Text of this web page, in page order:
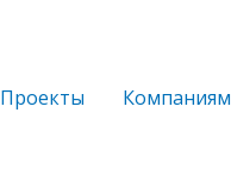
Проекты Компаниям